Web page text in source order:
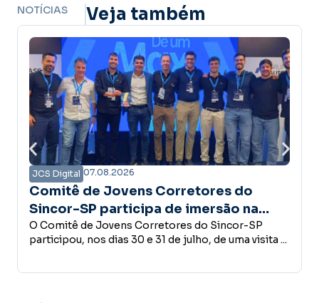
NOTÍCIAS Veja também
Corretores do
de imersão na
estrutura do Grupo
do Sincor-SP
de julho, de uma visita ...
Campanha Amanhã
confiança é a base do
desenvolvimento
Empreender, investir,
conceder crédito ou abrir